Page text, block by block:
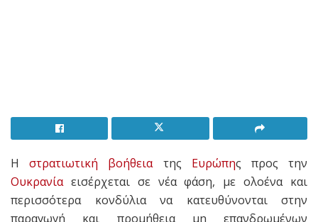
Ηστρατιωτική βοήθειατης Ευρώπης προς την
Ουκρανίαεισέρχεται σε νέα φάση, με ολοένα και
περισσότερα κονδύλια να κατευθύνονται στην
παραγωγή και προμήθεια μη επανδρωμένων